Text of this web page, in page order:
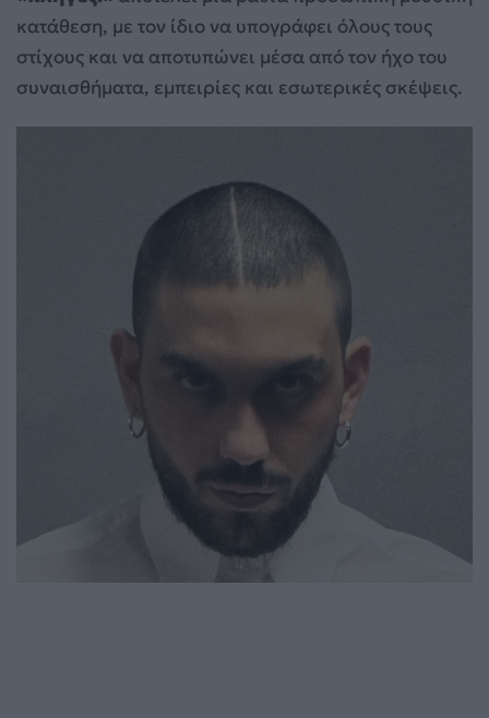
κατάθεση, με τον ίδιο να υπογράφει όλους τους
στίχους και να αποτυπώνει μέσα από τον ήχο του
συναισθήματα, εμπειρίες και εσωτερικές σκέψεις.